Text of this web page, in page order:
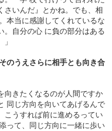
さいんだ』とかね。でも、相
本当に感謝してくれているな
。自分の心 に負の部分はある
のうえさらに相手とも向き合
向きたくなるのが人間ですか
同じ方向を向いてあげるんで
こうすれば前に進めるってい
って、同じ方向に一緒に歩い